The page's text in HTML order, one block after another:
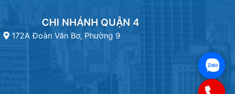
CHI NHÁNH QUẬN 4
172A Đoàn Văn Bơ, Phường 9